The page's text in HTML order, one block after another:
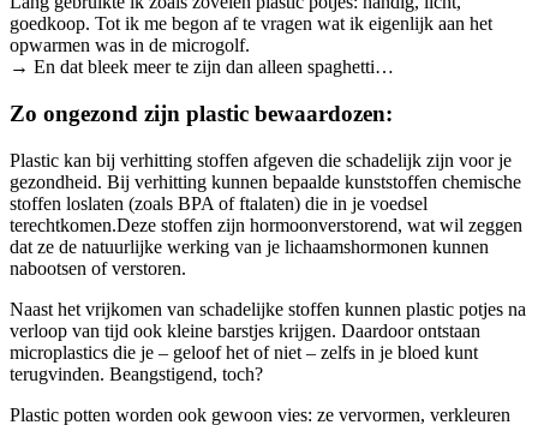
goedkoop. Tot ik me begon af te vragen wat ik eigenlijk aan het
opwarmen was in de microgolf.
→ En dat bleek meer te zijn dan alleen spaghetti…
Zo ongezond zijn plastic bewaardozen:
Plastic kan bij verhitting stoffen afgeven die schadelijk zijn voor je
gezondheid. Bij verhitting kunnen bepaalde kunststoffen chemische
stoffen loslaten (zoals BPA of ftalaten) die in je voedsel
terechtkomen.Deze stoffen zijn hormoonverstorend, wat wil zeggen
dat ze de natuurlijke werking van je lichaamshormonen kunnen
nabootsen of verstoren.
Naast het vrijkomen van schadelijke stoffen kunnen plastic potjes na
verloop van tijd ook kleine barstjes krijgen. Daardoor ontstaan
microplastics die je – geloof het of niet – zelfs in je bloed kunt
terugvinden. Beangstigend, toch?
Plastic potten worden ook gewoon vies: ze vervormen, verkleuren